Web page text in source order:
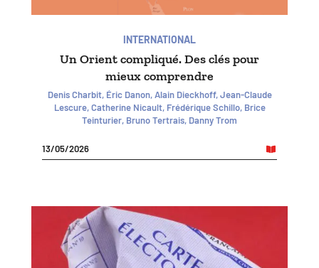
INTERNATIONAL
Un Orient compliqué. Des clés pour
mieux comprendre
Denis Charbit, Éric Danon, Alain Dieckhoff, Jean-Claude
Lescure, Catherine Nicault, Frédérique Schillo, Brice
Teinturier, Bruno Tertrais, Danny Trom
13/05/2026